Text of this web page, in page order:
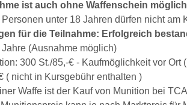
ist auch ohne Waffenschein möglich
unter 18 Jahren dürfen nicht am
für die Teilnahme: Erfolgreich
(Ausnahme möglich)
300 St./85,-€ - Kaufmöglichkeit vor Ort
( nicht in Kursgebühr enthalten )
Waffe ist der Kauf von Munition bei